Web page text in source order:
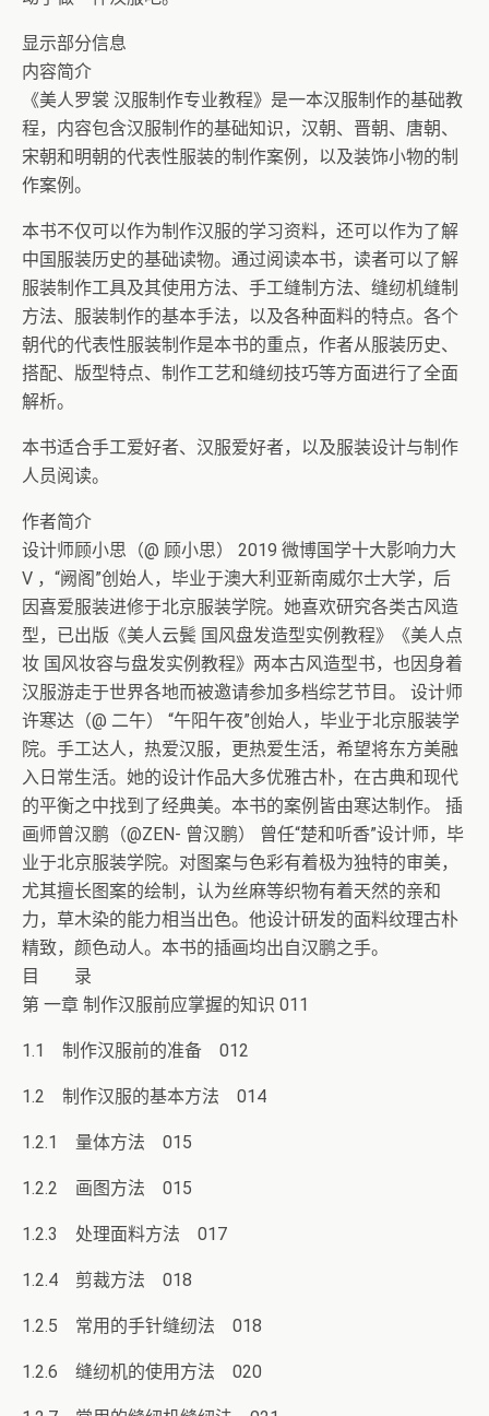
显示部分信息
内容简介
《美人罗裳 汉服制作专业教程》是一本汉服制作的基础教
程，内容包含汉服制作的基础知识，汉朝、晋朝、唐朝、
宋朝和明朝的代表性服装的制作案例，以及装饰小物的制
作案例。
本书不仅可以作为制作汉服的学习资料，还可以作为了解
中国服装历史的基础读物。通过阅读本书，读者可以了解
服装制作工具及其使用方法、手工缝制方法、缝纫机缝制
方法、服装制作的基本手法，以及各种面料的特点。各个
朝代的代表性服装制作是本书的重点，作者从服装历史、
搭配、版型特点、制作工艺和缝纫技巧等方面进行了全面
解析。
本书适合手工爱好者、汉服爱好者，以及服装设计与制作
人员阅读。
作者简介
设计师顾小思（@ 顾小思） 2019 微博国学十大影响力大
V ，“阙阁”创始人，毕业于澳大利亚新南威尔士大学，后
因喜爱服装进修于北京服装学院。她喜欢研究各类古风造
型，已出版《美人云鬓 国风盘发造型实例教程》《美人点
妆 国风妆容与盘发实例教程》两本古风造型书，也因身着
汉服游走于世界各地而被邀请参加多档综艺节目。 设计师
许寒达（@ 二午） “午阳午夜”创始人，毕业于北京服装学
院。手工达人，热爱汉服，更热爱生活，希望将东方美融
入日常生活。她的设计作品大多优雅古朴，在古典和现代
的平衡之中找到了经典美。本书的案例皆由寒达制作。 插
画师曾汉鹏（@ZEN- 曾汉鹏） 曾任“楚和听香”设计师，毕
业于北京服装学院。对图案与色彩有着极为独特的审美，
尤其擅长图案的绘制，认为丝麻等织物有着天然的亲和
力，草木染的能力相当出色。他设计研发的面料纹理古朴
精致，颜色动人。本书的插画均出自汉鹏之手。
目 录
第 一章 制作汉服前应掌握的知识 011
1.1 制作汉服前的准备 012
1.2 制作汉服的基本方法 014
1.2.1 量体方法 015
1.2.2 画图方法 015
1.2.3 处理面料方法 017
1.2.4 剪裁方法 018
1.2.5 常用的手针缝纫法 018
1.2.6 缝纫机的使用方法 020